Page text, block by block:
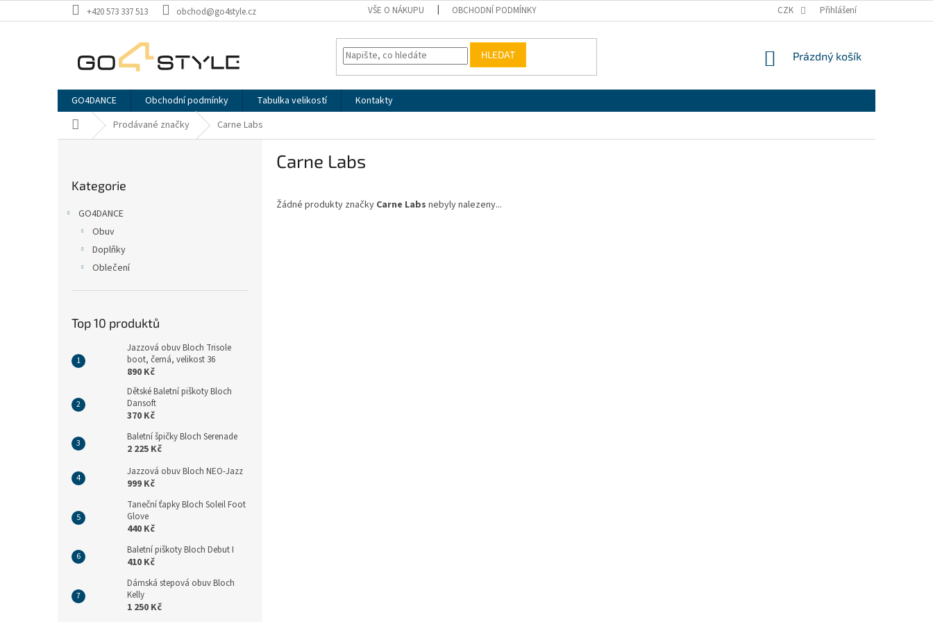
na
+420 573 337 513 obchod@go4style.cz VŠE O NÁKUPU OBCHODNÍ PODMÍNKY CZK Přihlášení
HLEDAT
NÁKUPNÍ
Prázdný košík
GO4DANCE Obchodní podmínky Tabulka velikostí
Kontakty
Domů Prodávané značky Carne Labs
kategorie
Kategorie
GO4DANCE
Obuv
Doplňky
Oblečení
Top 10 produktů
Jazzová obuv Bloch Trisole
boot, černá, velikost 36
890 Kč
Dětské Baletní piškoty Bloch
Dansoft
370 Kč
Baletní špičky Bloch Serenade
2 225 Kč
Jazzová obuv Bloch NEO-Jazz
999 Kč
Taneční ťapky Bloch Soleil Foot
Glove
440 Kč
Baletní piškoty Bloch Debut I
410 Kč
Dámská stepová obuv Bloch
Kelly
1 250 Kč
Carne Labs
Žádné produkty značky Carne Labs nebyly nalezeny...